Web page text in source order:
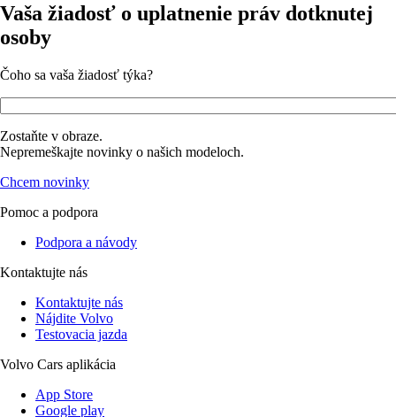
Vaša žiadosť o uplatnenie práv dotknutej
osoby
Čoho sa vaša žiadosť týka?